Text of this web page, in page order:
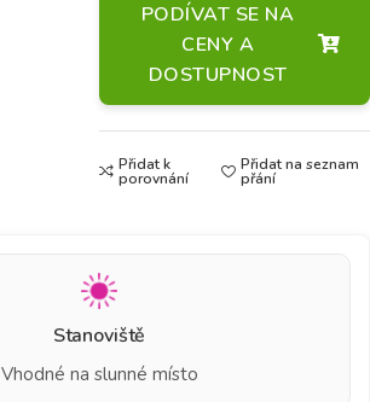
PODÍVAT SE NA
CENY A
DOSTUPNOST
Přidat k
porovnání
Přidat na seznam
přání
Stanoviště
Vhodné na slunné místo